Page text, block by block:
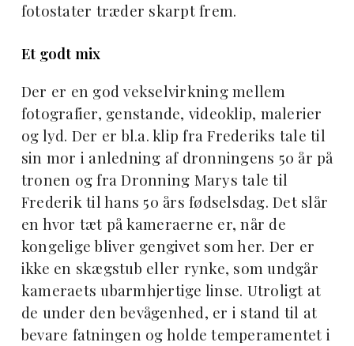
fotostater træder skarpt frem.
Et godt mix
Der er en god vekselvirkning mellem
fotografier, genstande, videoklip, malerier
og lyd. Der er bl.a. klip fra Frederiks tale til
sin mor i anledning af dronningens 50 år på
tronen og fra Dronning Marys tale til
Frederik til hans 50 års fødselsdag. Det slår
en hvor tæt på kameraerne er, når de
kongelige bliver gengivet som her. Der er
ikke en skægstub eller rynke, som undgår
kameraets ubarmhjertige linse. Utroligt at
de under den bevågenhed, er i stand til at
bevare fatningen og holde temperamentet i